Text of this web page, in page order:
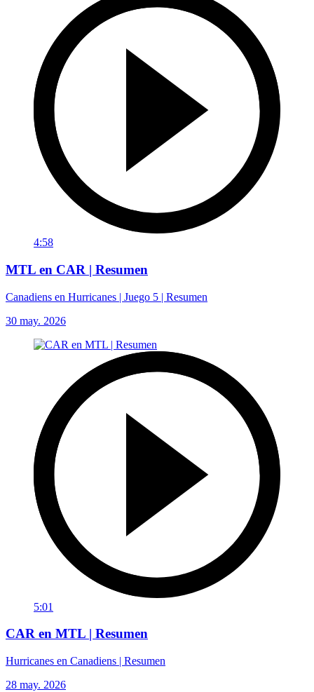
4:58
MTL en CAR | Resumen
Canadiens en Hurricanes | Juego 5 | Resumen
30 may. 2026
5:01
CAR en MTL | Resumen
Hurricanes en Canadiens | Resumen
28 may. 2026